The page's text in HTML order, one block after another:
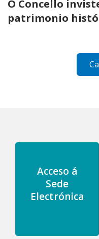
O Concello
patrimonio
Acceso á
Sede
Electrónica